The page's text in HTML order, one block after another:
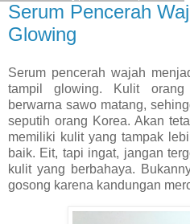
Serum Pencerah
Glowing
Serum pencerah wajah
tampil glowing. Kulit orang
berwarna sawo matang,
seputih orang Korea. Akan
memiliki kulit yang tampak
baik. Eit, tapi ingat, jangan
kulit yang berbahaya.
gosong karena kandungan